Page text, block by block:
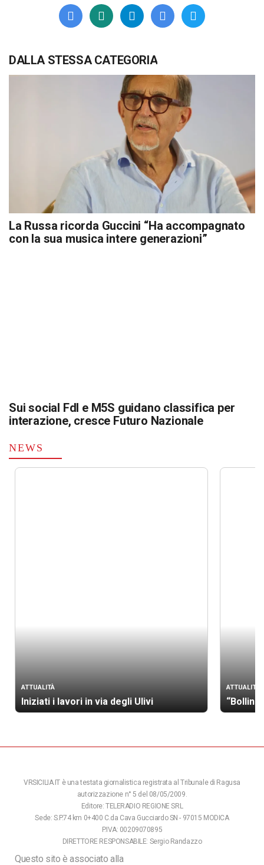
DALLA STESSA CATEGORIA
La Russa ricorda Guccini “Ha accompagnato
con la sua musica intere generazioni”
Sui social FdI e M5S guidano classifica per
interazione, cresce Futuro Nazionale
NEWS
ATTUALITÀ
Iniziati i lavori in via degli Ulivi
ATTUALITÀ
VRSICILIA.IT è una testata giornalistica registrata al Tribunale di Ragusa
autorizzazione n° 5 del 08/05/2009.
Editore: TELERADIO REGIONE SRL
Sede: S.P.74 km 0+400 C.da Cava Gucciardo SN - 97015 MODICA
P.IVA: 00209070895
DIRETTORE RESPONSABILE: Sergio Randazzo
Questo sito è associato alla